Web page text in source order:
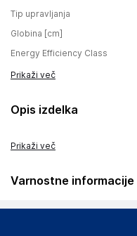
Tip upravljanja
Globina [cm]
Energy Efficiency Class
Prikaži več
Opis izdelka
Prikaži več
Varnostne
Podatki o proizvajalcu